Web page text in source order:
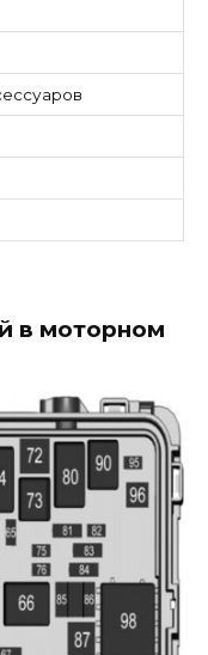
в моторном